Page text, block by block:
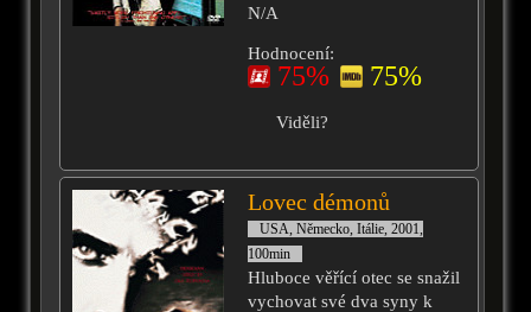
N/A
Hodnocení:
75% 75%
Viděli?
Lovec démonů
USA, Německo, Itálie, 2001,
100min
Hluboce věřící otec se snažil
vychovat své dva syny k